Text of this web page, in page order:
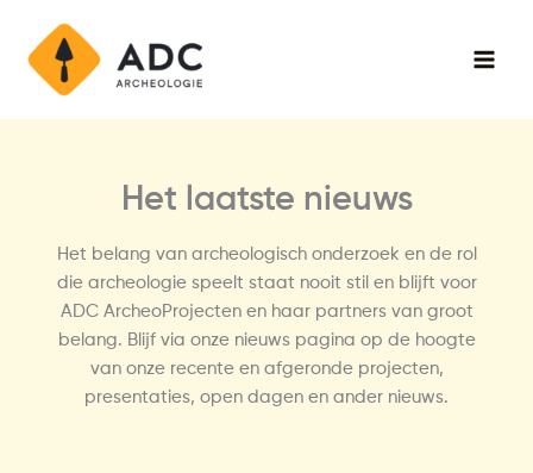
content
Het laatste nieuws
Het belang van archeologisch onderzoek en de rol
die archeologie speelt staat nooit stil en blijft voor
ADC ArcheoProjecten en haar partners van groot
belang. Blijf via onze nieuws pagina op de hoogte
van onze recente en afgeronde projecten,
presentaties, open dagen en ander nieuws.